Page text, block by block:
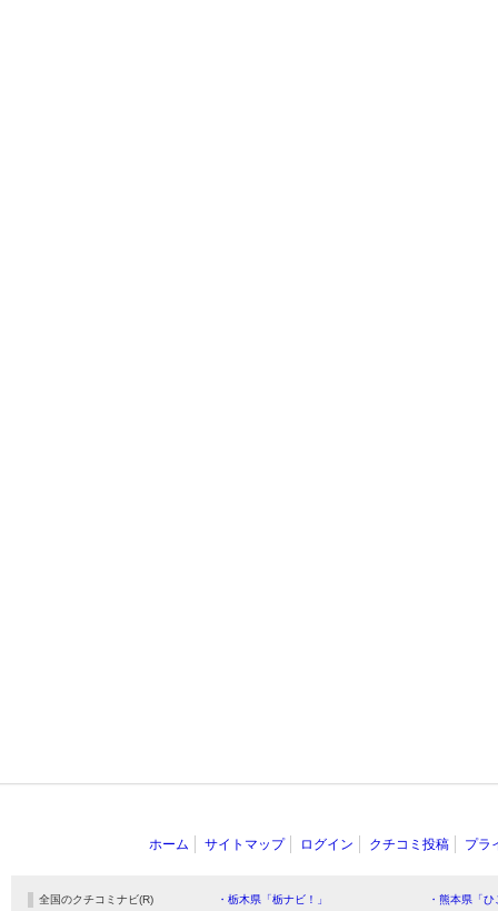
ホーム サイトマップ ログイン クチコミ投稿 プラ
全国のクチコミナビ(R) ・栃木県「栃ナビ！」 ・熊本県「